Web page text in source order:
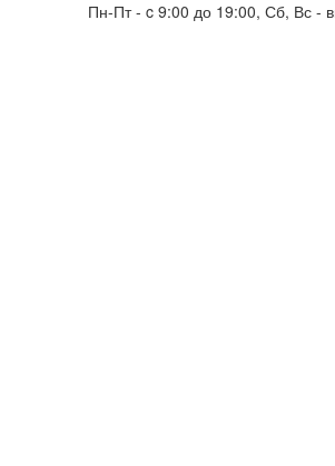
Пн-Пт - c 9:00 до 19:00, Сб, Вс -